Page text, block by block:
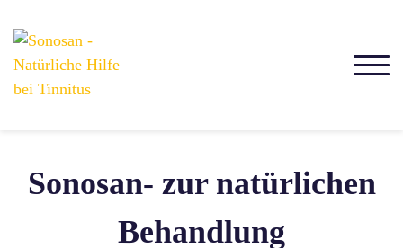
Sonosan- zur natürlichen
Behandlung